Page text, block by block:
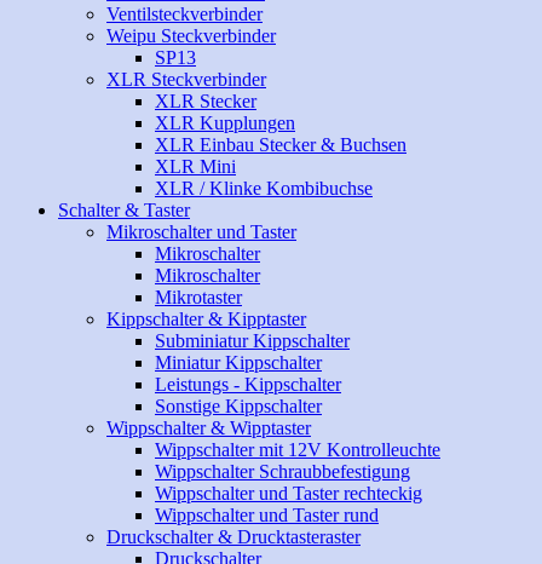
Ventilsteckverbinder
Weipu Steckverbinder
SP13
XLR Steckverbinder
XLR Stecker
XLR Kupplungen
XLR Einbau Stecker & Buchsen
XLR Mini
XLR / Klinke Kombibuchse
Schalter & Taster
Mikroschalter und Taster
Mikroschalter
Mikroschalter
Mikrotaster
Kippschalter & Kipptaster
Subminiatur Kippschalter
Miniatur Kippschalter
Leistungs - Kippschalter
Sonstige Kippschalter
Wippschalter & Wipptaster
Wippschalter mit 12V Kontrolleuchte
Wippschalter Schraubbefestigung
Wippschalter und Taster rechteckig
Wippschalter und Taster rund
Druckschalter & Drucktasteraster
Druckschalter